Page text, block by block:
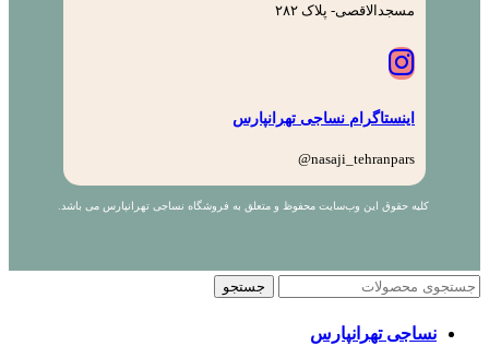
مسجدالاقصی- پلاک ۲۸۲
اینستاگرام نساجی تهرانپارس
nasaji_tehranpars@
کلیه حقوق این وب‌سایت محفوظ و متعلق به فروشگاه نساجی تهرانپارس می باشد.
جستجو
نساجی تهرانپارس